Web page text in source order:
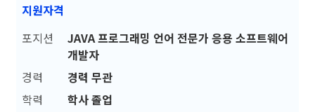
지원자격
포지션
JAVA 프로그래밍 언어 전문가 응용 소프트웨어
개발자
경력
경력 무관
학력
학사 졸업